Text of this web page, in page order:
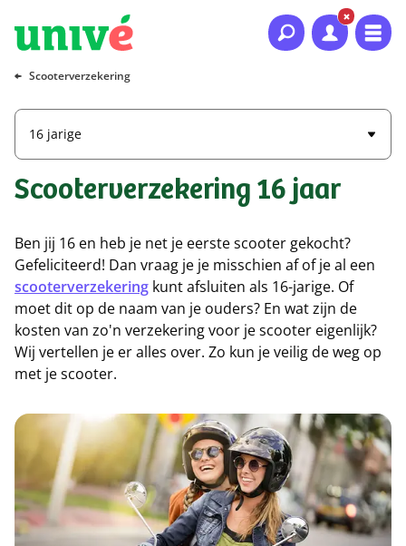
Naar hoofdinhoud
Naar hoofdnavigatie
Naar footer
Scooterverzekering
16 jarige
Scooterverzekering 16 jaar
Ben jij 16 en heb je net je eerste scooter gekocht?
Gefeliciteerd! Dan vraag je je misschien af of je al een
scooterverzekering kunt afsluiten als 16-jarige. Of
moet dit op de naam van je ouders? En wat zijn de
kosten van zo'n verzekering voor je scooter eigenlijk?
Wij vertellen je er alles over. Zo kun je veilig de weg op
met je scooter.